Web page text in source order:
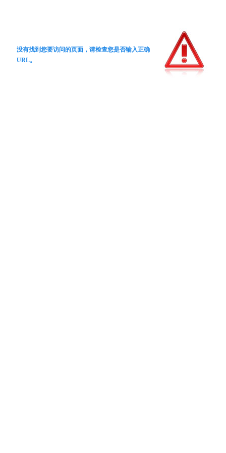
没有找到您要访问的页面，请检查您是否输入正确
URL。